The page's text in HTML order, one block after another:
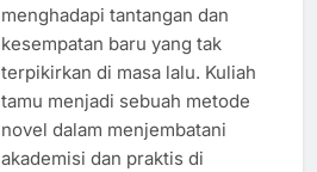
menghadapi tantangan dan
kesempatan baru yang tak
terpikirkan di masa lalu. Kuliah
tamu menjadi sebuah metode
novel dalam menjembatani
akademisi dan praktis di